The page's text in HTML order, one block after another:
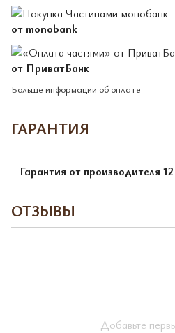
от monobank
от ПриватБанк
Больше информации об оплате
ГАРАНТИЯ
Гарантия от производителя
ОТЗЫВЫ
Добавьте